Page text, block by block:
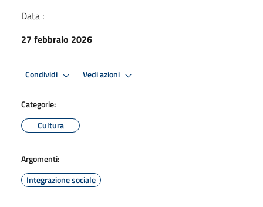
Data :
27 febbraio 2026
Condividi Vedi azioni
Categorie:
Cultura
Argomenti:
Integrazione sociale